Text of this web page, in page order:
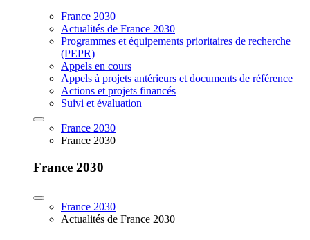
France 2030
Actualités de France 2030
Programmes et équipements prioritaires de recherche
(PEPR)
Appels en cours
Appels à projets antérieurs et documents de référence
Actions et projets financés
Suivi et évaluation
France 2030
France 2030
France 2030
France 2030
Actualités de France 2030